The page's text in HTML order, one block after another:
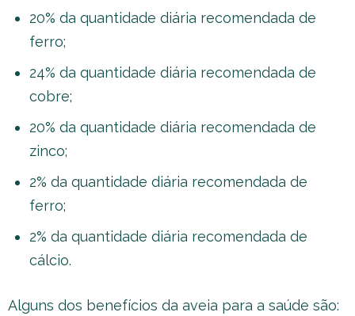
20% da quantidade diária recomendada de
ferro;
24% da quantidade diária recomendada de
cobre;
20% da quantidade diária recomendada de
zinco;
2% da quantidade diária recomendada de
ferro;
2% da quantidade diária recomendada de
cálcio.
Alguns dos benefícios da aveia para a saúde são: